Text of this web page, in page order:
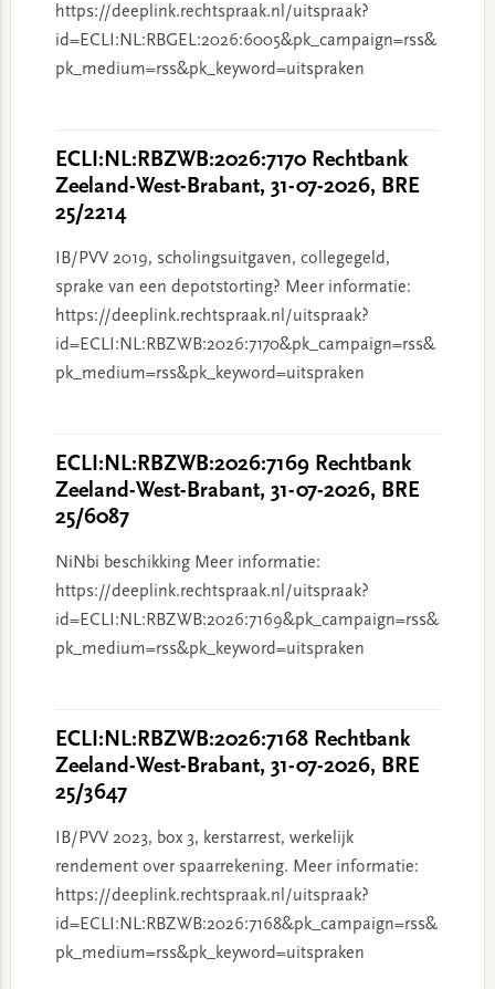
https://deeplink.rechtspraak.nl/uitspraak?
id=ECLI:NL:RBGEL:2026:6005&pk_campaign=rss&
pk_medium=rss&pk_keyword=uitspraken
ECLI:NL:RBZWB:2026:7170 Rechtbank
Zeeland-West-Brabant, 31-07-2026, BRE
25/2214
IB/PVV 2019, scholingsuitgaven, collegegeld,
sprake van een depotstorting? Meer informatie:
https://deeplink.rechtspraak.nl/uitspraak?
id=ECLI:NL:RBZWB:2026:7170&pk_campaign=rss&
pk_medium=rss&pk_keyword=uitspraken
ECLI:NL:RBZWB:2026:7169 Rechtbank
Zeeland-West-Brabant, 31-07-2026, BRE
25/6087
NiNbi beschikking Meer informatie:
https://deeplink.rechtspraak.nl/uitspraak?
id=ECLI:NL:RBZWB:2026:7169&pk_campaign=rss&
pk_medium=rss&pk_keyword=uitspraken
ECLI:NL:RBZWB:2026:7168 Rechtbank
Zeeland-West-Brabant, 31-07-2026, BRE
25/3647
IB/PVV 2023, box 3, kerstarrest, werkelijk
rendement over spaarrekening. Meer informatie:
https://deeplink.rechtspraak.nl/uitspraak?
id=ECLI:NL:RBZWB:2026:7168&pk_campaign=rss&
pk_medium=rss&pk_keyword=uitspraken